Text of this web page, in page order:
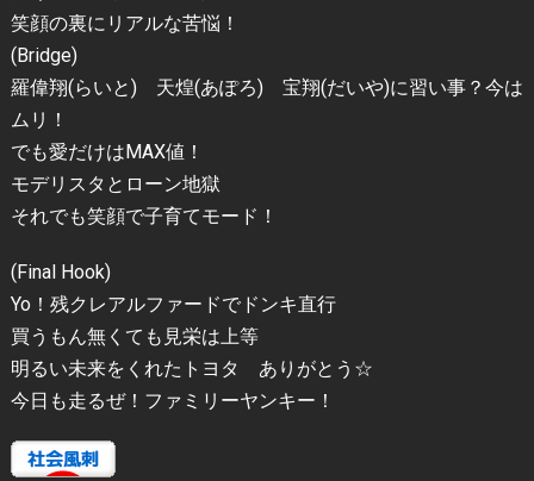
笑顔の裏にリアルな苦悩！
(Bridge)
羅偉翔(らいと) 天煌(あぽろ) 宝翔(だいや)に習い事？今は
ムリ！
でも愛だけはMAX値！
モデリスタとローン地獄
それでも笑顔で子育てモード！
(Final Hook)
Yo！残クレアルファードでドンキ直行
買うもん無くても見栄は上等
明るい未来をくれたトヨタ ありがとう☆
今日も走るぜ！ファミリーヤンキー！